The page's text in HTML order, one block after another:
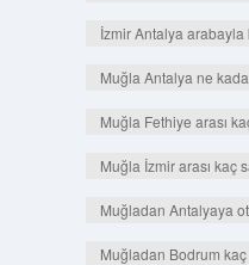
İzmir Antalya
Muğla Antalya ne
Muğla Fethiye arası
Muğla İzmir arası kaç
Muğladan Antalyaya
Muğladan Bodrum